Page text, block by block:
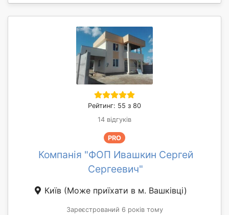
Рейтинг: 55 з 80
14 відгуків
PRO
Компанія "ФОП Ивашкин Сергей
Сергеевич"
Київ (Може приїхати в м. Вашківці)
Зареєстрований 6 років тому